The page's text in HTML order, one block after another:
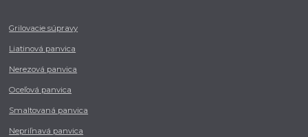
Grilovacie súpravy
Liatinová panvica
Nerezová panvica
Oceľová panvica
Smaltovaná panvica
Nepriľnavá panvica